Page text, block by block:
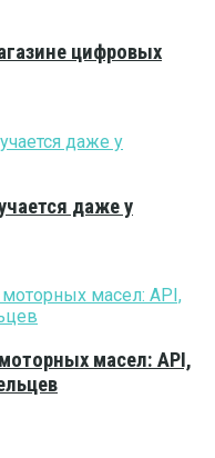
цифровых
даже у
масел: API,